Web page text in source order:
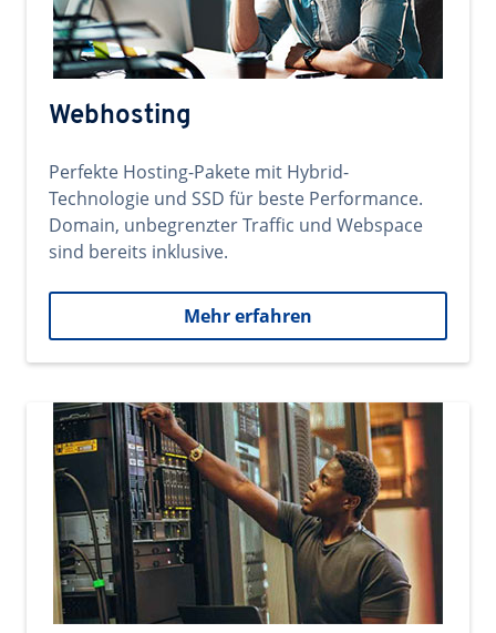
Webhosting
Perfekte Hosting-Pakete mit Hybrid-
Technologie und SSD für beste Performance.
Domain, unbegrenzter Traffic und Webspace
sind bereits inklusive.
Mehr erfahren